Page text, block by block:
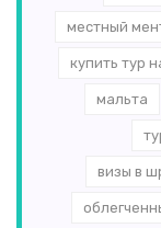
местный
купить тур
мальта
визы в